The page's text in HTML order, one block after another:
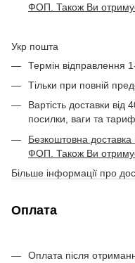
ФОП. Також Ви
Укр пошта
Термін відправлення
Тільки при повній
Вартість доставки від
посилки, ваги та
Безкоштовна
ФОП. Також Ви
Більше інформації про
Оплата
Оплата після